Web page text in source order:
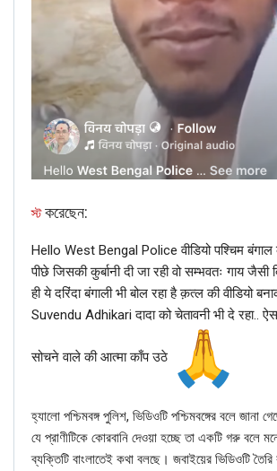
This proves that the claim is fake and
circulated.
স্ট করেছেন:
Hello West Bengal Police वीडियो पश्चिम बंगाल
पीछे जिसकी कुर्बानी दी जा रही वो सम्भवतः गाय
ही ये दरिंदा बंगाली भी बोल रहा है क़त्ल की वीडियो
Suvendu Adhikari दादा को चेतावनी भी दे रहा..
सोचने वाले की आत्मा काँप उठे
হ্যালো পশ্চিমবঙ্গ পুলিশ, ভিডিওটি পশ্চিমবঙ্গের বলে জানা
যে প্রাণীটিকে কোরবানি দেওয়া হচ্ছে তা একটি গরু বলে
ব্যক্তিটি বাংলাতেই কথা বলছে। জবাইয়ের ভিডিওটি তৈরি